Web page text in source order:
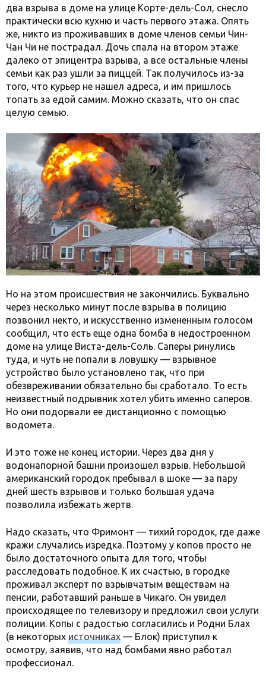
два взрыва в доме на улице Корте-дель-Сол, снесло
практически всю кухню и часть первого этажа. Опять
же, никто из проживавших в доме членов семьи Чин-
Чан Чи не пострадал. Дочь спала на втором этаже
далеко от эпицентра взрыва, а все остальные члены
семьи как раз ушли за пиццей. Так получилось из-за
того, что курьер не нашел адреса, и им пришлось
топать за едой самим. Можно сказать, что он спас
целую семью.
Но на этом происшествия не закончились. Буквально
через несколько минут после взрыва в полицию
позвонил некто, и искусственно измененным голосом
сообщил, что есть еще одна бомба в недостроенном
доме на улице Виста-дель-Соль. Саперы ринулись
туда, и чуть не попали в ловушку — взрывное
устройство было установлено так, что при
обезвреживании обязательно бы сработало. То есть
неизвестный подрывник хотел убить именно саперов.
Но они подорвали ее дистанционно с помощью
водомета.
И это тоже не конец истории. Через два дня у
водонапорной башни произошел взрыв. Небольшой
американский городок пребывал в шоке — за пару
дней шесть взрывов и только большая удача
позволила избежать жертв.
Надо сказать, что Фримонт — тихий городок, где даже
кражи случались изредка. Поэтому у копов просто не
было достаточного опыта для того, чтобы
расследовать подобное. К их счастью, в городке
проживал эксперт по взрывчатым веществам на
пенсии, работавший раньше в Чикаго. Он увидел
происходящее по телевизору и предложил свои услуги
полиции. Копы с радостью согласились и Родни Блах
(в некоторых источниках — Блок) приступил к
осмотру, заявив, что над бомбами явно работал
профессионал.